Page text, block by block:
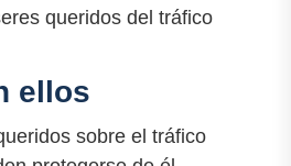
queridos del tráfico
ellos
sobre el tráfico